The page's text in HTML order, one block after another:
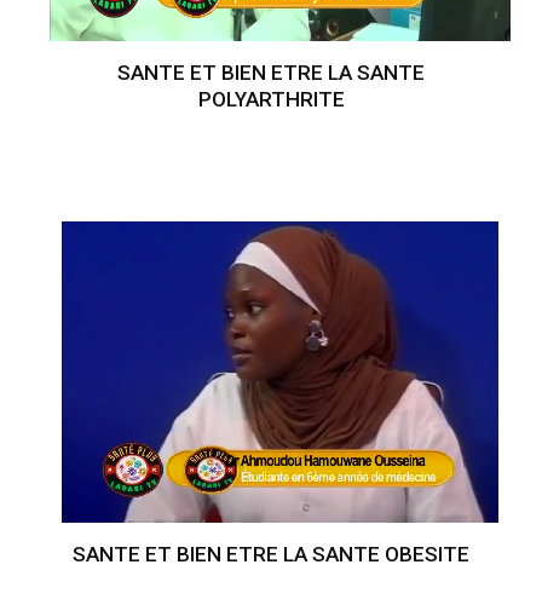
SANTE ET BIEN ETRE LA SANTE
POLYARTHRITE
SANTE ET BIEN ETRE LA SANTE OBESITE